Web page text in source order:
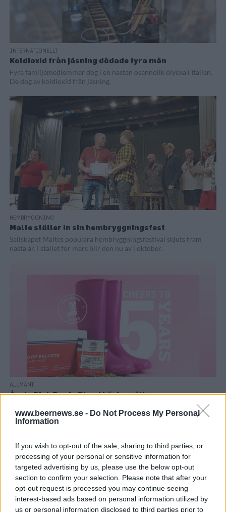
www.beernews.se - Do Not Process My Personal
Information
If you wish to opt-out of the sale, sharing to third parties, or
processing of your personal or sensitive information for
targeted advertising by us, please use the below opt-out
section to confirm your selection. Please note that after your
opt-out request is processed you may continue seeing
interest-based ads based on personal information utilized by
us or personal information disclosed to third parties prior to
INTERNATIONELLT
Koldioxid från jäsning dödade fyra män
Fyra familjemedlemmar dog i en nästan osannolik olycka i Italien.
De dog av koldioxid från jäsning.
HEMBRYGGNING
Malte ställer in sin hembryggningsfest
Sällskapet Maltes populära hembryggningsfestival skjuts fram
nästa år. I stället för mars blir den nu av i oktober.
ALLMÄNT
Årets Pink Boots Blend börjar säljas
Yakima Chief Hops öppnar nu för förhandsbokning av Pink Boots
Blend, humleblandningen som säljs till stöd för kvinnor i
ölbranschen.